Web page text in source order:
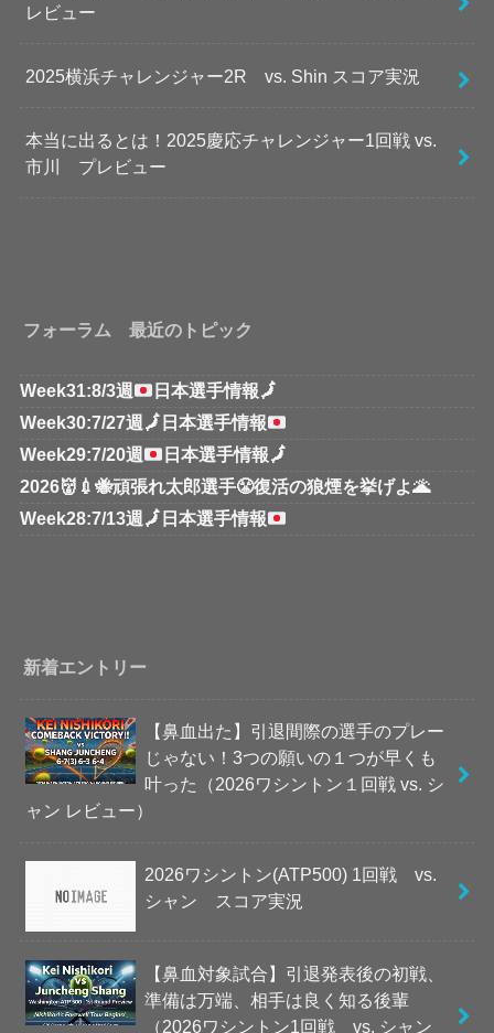
レビュー
2025横浜チャレンジャー2R vs. Shin スコア実況
本当に出るとは！2025慶応チャレンジャー1回戦 vs.
市川 プレビュー
フォーラム 最近のトピック
Week31:8/3週 日本選手情報🗾
Week30:7/27週 🗾 日本選手情報
Week29:7/20週
日本選手情報🗾
2026👹💉🐝頑張れ太郎選手😤復活の狼煙を挙げよ🌋
Week28:7/13週 🗾 日本選手情報
新着エントリー
【鼻血出た】引退間際の選手のプレー
じゃない！3つの願いの１つが早くも
叶った（2026ワシントン１回戦 vs. シ
ャン レビュー）
2026ワシントン(ATP500) 1回戦 vs.
シャン スコア実況
【鼻血対象試合】引退発表後の初戦、
準備は万端、相手は良く知る後輩
（2026ワシントン1回戦 vs. シャン